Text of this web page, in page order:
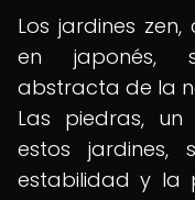
Los jardines
en japonés,
abstracta de la
Las piedras,
estos jardines,
estabilidad y la